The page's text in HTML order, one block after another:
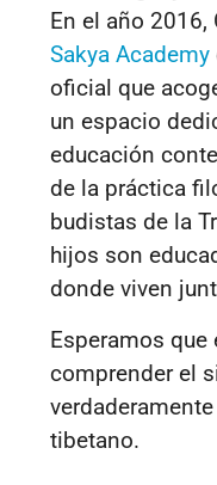
En el año 2016,
Sakya Academy
oficial que
un espacio
educación
de la práctica
budistas de la
hijos son
donde viven
Esperamos que
comprender el
tibetano.